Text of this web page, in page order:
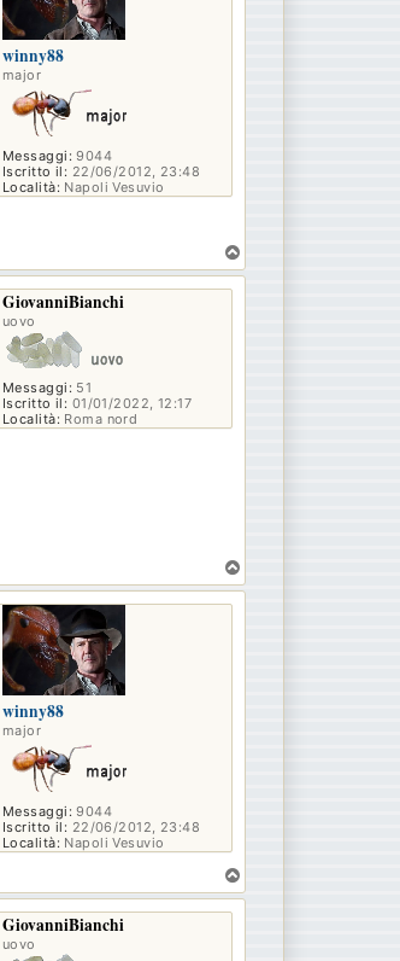
winny88
major
Messaggi: 9044
Iscritto il: 22/06/2012, 23:48
Località: Napoli Vesuvio
o
GiovanniBianchi
uovo
Messaggi: 51
Iscritto il: 01/01/2022, 12:17
Località: Roma nord
o
winny88
major
Messaggi: 9044
Iscritto il: 22/06/2012, 23:48
Località: Napoli Vesuvio
o
GiovanniBianchi
uovo